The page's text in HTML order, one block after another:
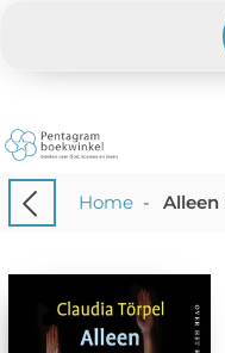
Home-